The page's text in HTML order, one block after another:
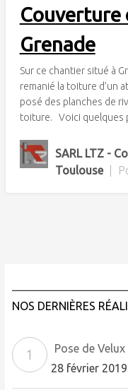
Couverture
Grenade
Sur ce chantier situé à
remanié la toiture d’un
posé des planches de
toiture. Voici quelques
SARL LTZ -
Toulouse
NOS DERNIÈRES
Pose de
28 février 2019